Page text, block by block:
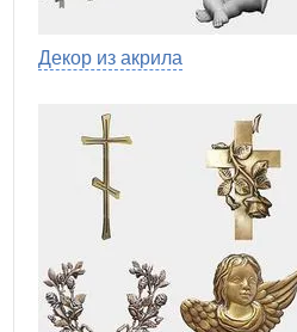
Декор из акрила